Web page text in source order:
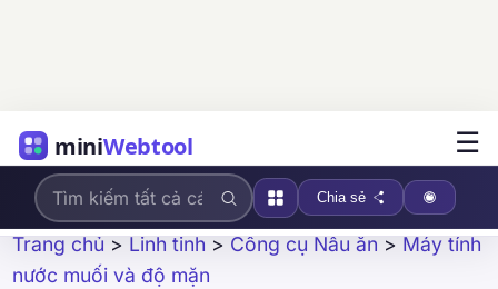
miniWebtool ☰
Chia sẻ
Trang chủ > Linh tinh > Công cụ Nấu ăn > Máy tính
nước muối và độ mặn